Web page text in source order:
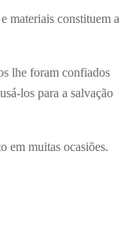
materiais constituem a
lhe foram confiados
los para a salvação
em muitas ocasiões.